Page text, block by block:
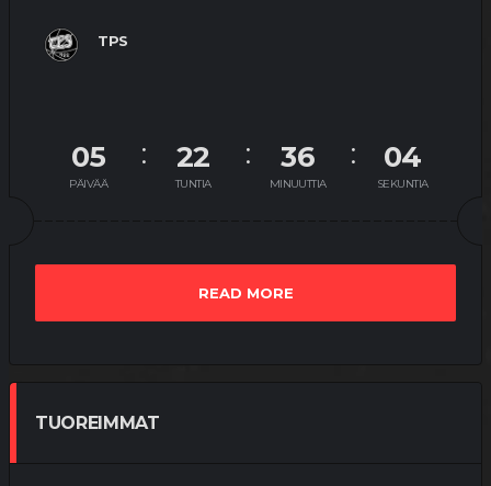
TPS
05
PÄIVÄÄ
22
TUNTIA
36
MINUUTTIA
03
SEKUNTIA
READ MORE
TUOREIMMAT